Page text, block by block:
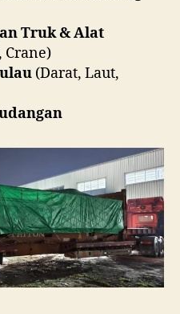
Truk & Alat
(Darat, Laut,